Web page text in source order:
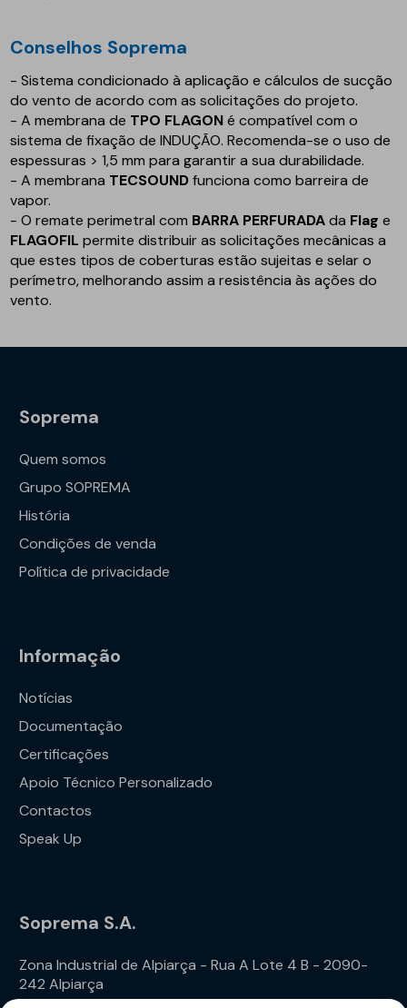
Conselhos Soprema
- Sistema condicionado à aplicação e cálculos de sucção
do vento de acordo com as solicitações do projeto.
- A membrana de TPO FLAGONé compatível com o
sistema de fixação de INDUÇÃO. Recomenda-se o uso de
espessuras > 1,5 mm para garantir a sua durabilidade.
- A membrana TECSOUNDfunciona como barreira de
vapor.
- O remate perimetral com BARRA PERFURADAda Flage
FLAGOFIL permite distribuir as solicitações mecânicas a
que estes tipos de coberturas estão sujeitas e selar o
perímetro, melhorando assim a resistência às ações do
vento.
Soprema
Quem somos
Grupo SOPREMA
História
Condições de venda
Política de privacidade
Informação
Notícias
Documentação
Certificações
Apoio Técnico Personalizado
Contactos
Speak Up
Soprema S.A.
Zona Industrial de Alpiarça - Rua A Lote 4 B - 2090-
242 Alpiarça